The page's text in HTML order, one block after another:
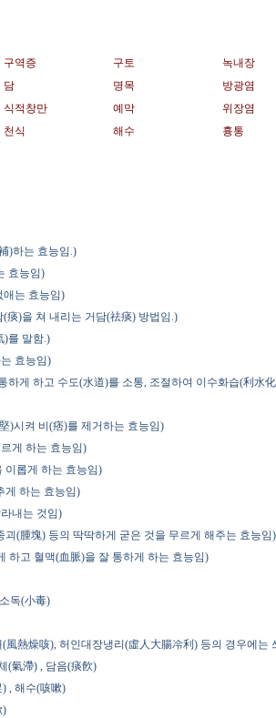
구역증 구토
녹내장
담 명목
방광염
식적창만 예막
위장염
천식 해수 흉통
)하는 효능임.)
효능임)
애는 효능임)
痰)을 쳐 내리는 거담(祛痰) 방법임.)
)를 말함.)
효능임)
하게 하고 수도(水道)를 소통, 조절하여 이수화습(利水
)시켜 비(痞)를 제거하는 효능임)
게 하는 효능임)
이롭게 하는 효능임)
게 하는 효능임)
내는 것임)
괴(腫塊) 등의 딱딱하게 굳은 것을 무르게 해주는 효능임)
하고 혈맥(血脈)을 잘 통하게 하는 효능임)
, 소독(小毒)
風熱燥咳), 허인대장냉리(虛人大腸冷利) 등의 경우에는
(氣滯)
담음(痰飮)
)
해수(咳嗽)
)